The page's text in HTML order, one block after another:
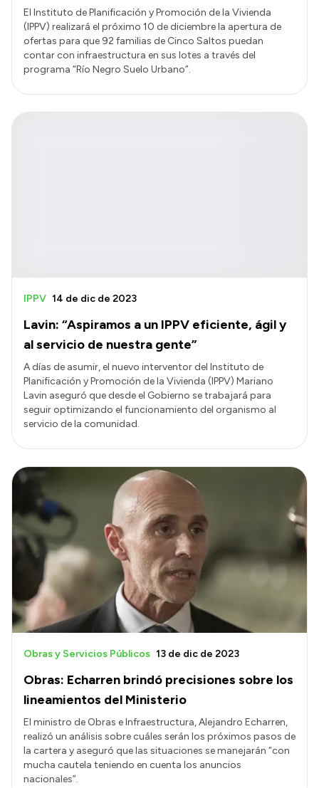
El Instituto de Planificación y Promoción de la Vivienda
(IPPV) realizará el próximo 10 de diciembre la apertura de
ofertas para que 92 familias de Cinco Saltos puedan
contar con infraestructura en sus lotes a través del
programa “Río Negro Suelo Urbano”.
Lavin: “Aspiramos a un IPPV eficiente, ágil y
al servicio de nuestra gente”
IPPV 14 de dic de 2023
A días de asumir, el nuevo interventor del Instituto de
Planificación y Promoción de la Vivienda (IPPV) Mariano
Lavin aseguró que desde el Gobierno se trabajará para
seguir optimizando el funcionamiento del organismo al
servicio de la comunidad.
Obras: Echarren brindó precisiones sobre los
lineamientos del Ministerio
Obras y Servicios Públicos 13 de dic de 2023
El ministro de Obras e Infraestructura, Alejandro Echarren,
realizó un análisis sobre cuáles serán los próximos pasos de
la cartera y aseguró que las situaciones se manejarán “con
mucha cautela teniendo en cuenta los anuncios
nacionales”.